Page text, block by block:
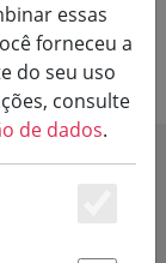
essas
forneceu a
do seu uso
consulte
de dados.